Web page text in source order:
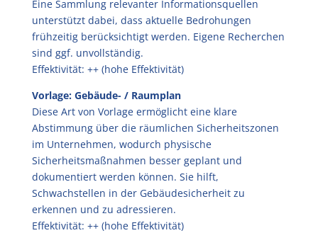
Eine Sammlung relevanter Informationsquellen
unterstützt dabei, dass aktuelle Bedrohungen
frühzeitig berücksichtigt werden. Eigene Recherchen
sind ggf. unvollständig.
Effektivität: ++ (hohe Effektivität)
Vorlage: Gebäude- / Raumplan
Diese Art von Vorlage ermöglicht eine klare
Abstimmung über die räumlichen Sicherheitszonen
im Unternehmen, wodurch physische
Sicherheitsmaßnahmen besser geplant und
dokumentiert werden können. Sie hilft,
Schwachstellen in der Gebäudesicherheit zu
erkennen und zu adressieren.
Effektivität: ++ (hohe Effektivität)